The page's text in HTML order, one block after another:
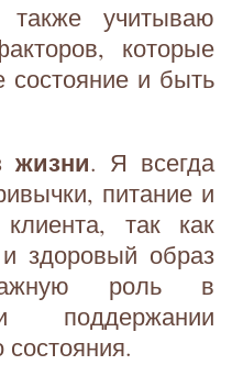
учитываю
которые
состояние и быть
жизни. Я всегда
питание и
так как
здоровый образ
роль в
поддержании